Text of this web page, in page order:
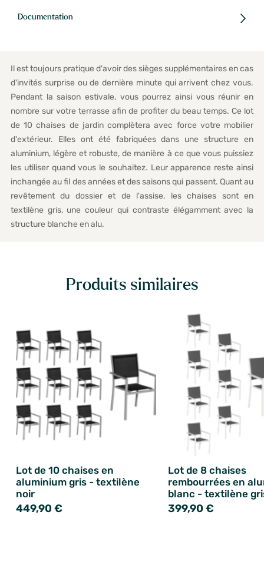
Documentation
Il est toujours pratique d'avoir des sièges supplémentaires en cas
d'invités surprise ou de dernière minute qui arrivent chez vous.
Pendant la saison estivale, vous pourrez ainsi vous réunir en
nombre sur votre terrasse afin de profiter du beau temps. Ce lot
de 10 chaises de jardin complètera avec force votre mobilier
d'extérieur. Elles ont été fabriquées dans une structure en
aluminium, légère et robuste, de manière à ce que vous puissiez
les utiliser quand vous le souhaitez. Leur apparence reste ainsi
inchangée au fil des années et des saisons qui passent. Quant au
revêtement du dossier et de l'assise, les chaises sont en
textilène gris, une couleur qui contraste élégamment avec la
structure blanche en alu.
Produits similaires
Lot de 10 chaises en
aluminium gris - textilène
noir
449,90 €
Lot de 8 chaises
rembourrées en
blanc - textilène
399,90 €